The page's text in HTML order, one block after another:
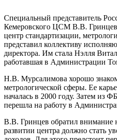
Специальный представитель
Кемеровского ЦСМ В.В.
центр стандартизации,
представил коллективу
директора. Им стала Нэлля
работавшая в Администрации
Н.В. Мурсалимова хорошо
метрологической сферы. Ее
началась в 2000 году. Затем из
перешла на работу в
В.В. Гринцев обратил внимание
развитии центра должно стать